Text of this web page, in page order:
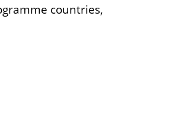
countries,